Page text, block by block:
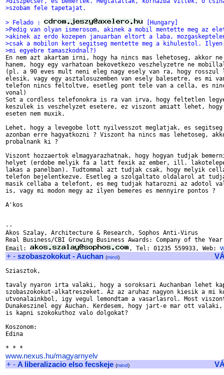
>szobam fele tapetajat.
> Felado :
[Hungary]
>Pedig van olyan ismerosom, akinek a mobil mentette meg az
>akinek az erdo kozepen januarban eltort a laba,
>csak a mobilon kert segitseg mentette meg a kihulestol. Ilyen
>mi egyebre tamaszkodnal?)
En nem azt akartam irni, hogy ha nincs mas lehetoseg, akkor
hanem, hogy egy varhatoan bekovetkezo veszhelyzetre ne
(pl. a 90 eves mult neni eleg nagy esely van ra, hogy rosszul
elesik, vagy egy asztalosuzemben van esely balesetre, es mi
telefon nincs feltoltve, esetleg pont tele van a cella, es
vonal)
Sot a cordless telefonokra is ra van irva, hogy feltetlen
keszulek is veszhelyzet esetere, ez viszont amiatt lehet, hogy
eseten nem muxik.
Lehet, hogy a levegobe lott nyilvesszot meglatjak, es
azonban erre hagyatkozni ? Viszont ha nincs mas lehetoseg,
probalnank ki ?
Viszont hozzaertok elmagyarazhatnak, hogy hogyan tudjak
helyet (erdobe melyik fa a latt fexik az ember, ill.
lakas a panelban). Tudtommal azt tudjak csak, hogy melyik
telefon bejelentkezve. Esetleg a szolgaltato oldalarol at
masik cellaba a telefont, es meg tudjak hatarozni az adotol
is, vagy mi modon megy az ilyen bemeres es mennyire pontos ?
A'kos
--
Akos Szalay, Architecture & Research, Sophos Anti-Virus
Real Business/CBI Growing Business Awards: Company of the Year
Email:
, Tel: 01235 559933, Web:
+ - szobaszokokut - Auchan (mind)
Sziasztok,
tavaly nyaron irta valaki, hogy a soroksari Auchanban lehet
szobaszokokut-alkatreszeket. Az az aruhaz nagyon kiesik a mi
utvonalainkbol, igy vegul lemondtam a vasarlasrol. Most
Dunakeszinel egy Auchan. Kerdesem, hogy jart-e mar ott
is kapni szokokuthoz valo dolgokat?
Koszonom:
Edina
www.nexus.hu/magyarnyelv
+ - A liberalizacio elso fecskeje (mind)